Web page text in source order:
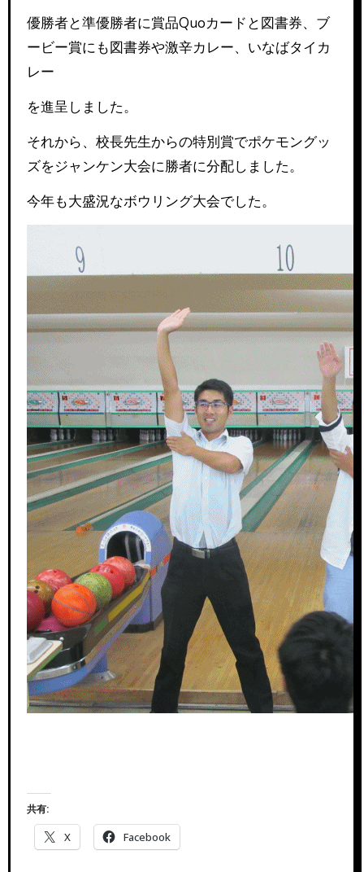
優勝者と準優勝者に賞品Quoカードと図書券、ブ
ービー賞にも図書券や激辛カレー、いなばタイカ
レー
を進呈しました。
それから、校長先生からの特別賞でポケモングッ
ズをジャンケン大会に勝者に分配しました。
今年も大盛況なボウリング大会でした。
共有:
X
Facebook